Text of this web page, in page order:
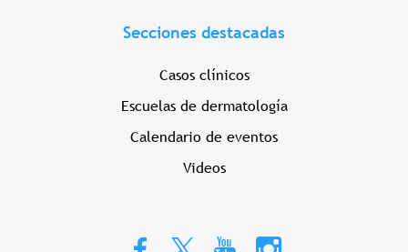
Secciones destacadas
Casos clínicos
Escuelas de dermatología
Calendario de eventos
Videos